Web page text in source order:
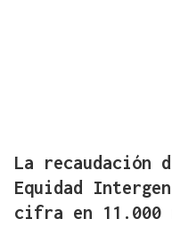
La recaudación
Equidad
cifra en 11.000